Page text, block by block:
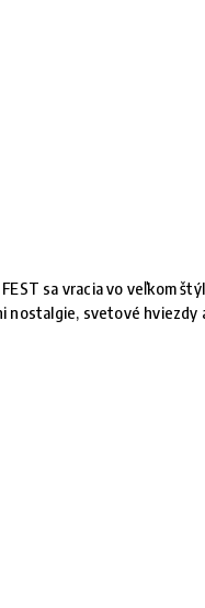
FEST sa vracia vo veľkom
nostalgie, svetové hviezdy